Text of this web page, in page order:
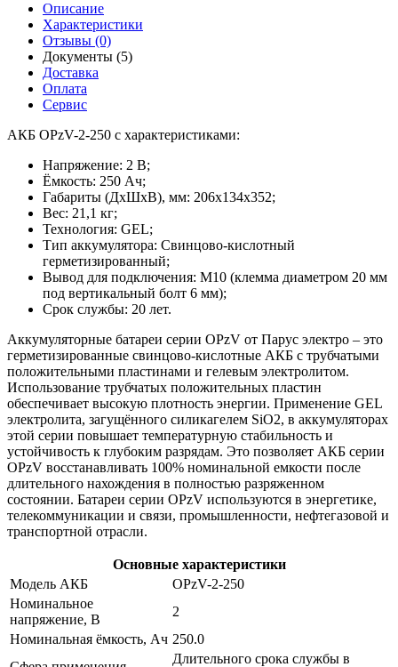
Описание
Характеристики
Отзывы (0)
Документы (5)
Доставка
Оплата
Сервис
АКБ OPzV-2-250 с характеристиками:
Напряжение: 2 В;
Ёмкость: 250 Ач;
Габариты (ДхШхВ), мм: 206x134x352;
Вес: 21,1 кг;
Технология: GEL;
Тип аккумулятора: Cвинцово-кислотный
герметизированный;
Вывод для подключения: M10 (клемма диаметром 20 мм
под вертикальный болт 6 мм);
Срок службы: 20 лет.
Аккумуляторные батареи серии OPzV от Парус электро – это
герметизированные свинцово-кислотные АКБ с трубчатыми
положительными пластинами и гелевым электролитом.
Использование трубчатых положительных пластин
обеспечивает высокую плотность энергии. Применение GEL
электролита, загущённого силикагелем SiO2, в аккумуляторах
этой серии повышает температурную стабильность и
устойчивость к глубоким разрядам. Это позволяет АКБ серии
OPzV восстанавливать 100% номинальной емкости после
длительного нахождения в полностью разряженном
состоянии. Батареи серии OPzV используются в энергетике,
телекоммуникации и связи, промышленности, нефтегазовой и
транспортной отрасли.
Основные характеристики
Модель АКБ
OPzV-2-250
Номинальное
напряжение, В
2
Номинальная ёмкость, Ач 250.0
Длительного срока службы в